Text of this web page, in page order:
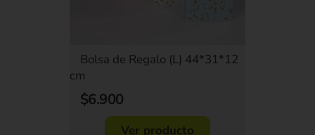
Bolsa de Regalo (L) 44*31*12
cm
$6.900
Ver producto